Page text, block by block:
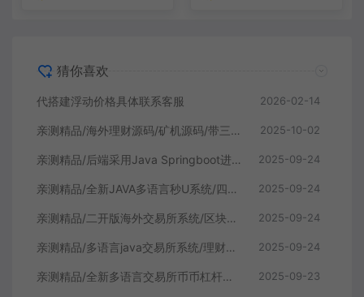
猜你喜欢
代搭建浮动价格具体联系客服 2026-02-14
亲测精品/海外理财源码/矿机源码/带三级裂变 2025-10-02
亲测精品/后端采用Java Springboot进行开发/前端手机跟代理vue开发 /系统全开源/带前端vue源码！ 2025-09-24
亲测精品/全新JAVA多语言秒U系统/四链质押生息/挖矿秒u系统 2025-09-24
亲测精品/二开版海外交易所系统/区块链交易所/质押挖矿/15国语言 2025-09-24
亲测精品/多语言java交易所系统/理财质押/永续期权/前端uianpp 2025-09-24
亲测精品/全新多语言交易所币币杠杆合约交易质押挖矿otc借贷区块链交易所 2025-09-23